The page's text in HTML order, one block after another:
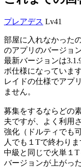
プレアデス Lv41
部屋に入れなかった
のアプリのバージョ
最新バージョンは
ボ仕様になっています
レイドの仕様でアプ
ません。
募集をするならどの
夫ですが、よく利用
強化（ドルティでも
人でも１Tで終わり
中級と同じで火単１T
バージョンが上がっ